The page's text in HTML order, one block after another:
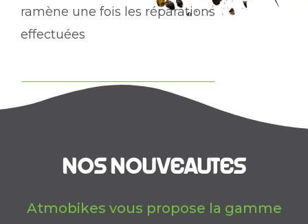
ramène une fois les réparations
effectuées
NOS NOUVEAUTES
Atmobikes vous propose la gamme